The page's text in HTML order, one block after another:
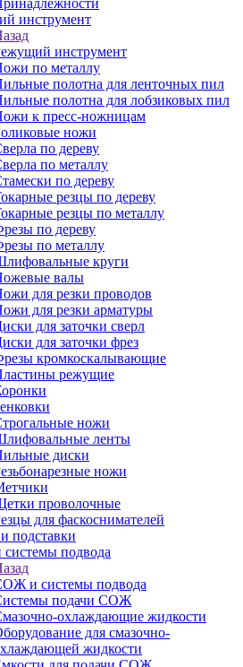
инструмент
инструмент
по металлу
полотна для ленточных пил
полотна для лобзиковых пил
к пресс-ножницам
ножи
по дереву
по металлу
по дереву
резцы по дереву
резцы по металлу
по дереву
по металлу
круги
валы
для резки проводов
для резки арматуры
для заточки сверл
для заточки фрез
кромкоскалывающие
режущие
ножи
ленты
диски
ножи
проволочные
для фаскоснимателей
подставки
подвода
и системы подвода
подачи СОЖ
охлаждающие жидкости
для смазочно-
жидкости